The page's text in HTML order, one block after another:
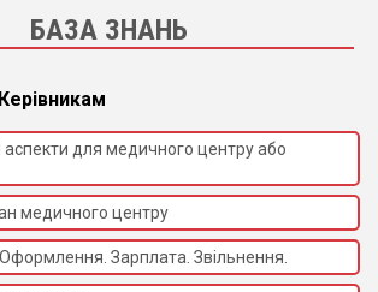
БАЗА ЗНАНЬ
Керівникам
аспекти для медичного центру або
медичного центру
Зарплата. Звільнення.